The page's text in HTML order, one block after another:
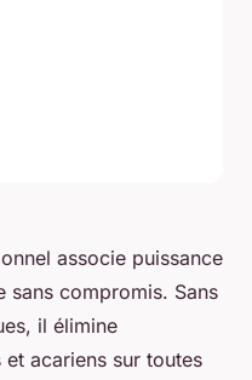
associe puissance
sans compromis. Sans
il élimine
acariens sur toutes